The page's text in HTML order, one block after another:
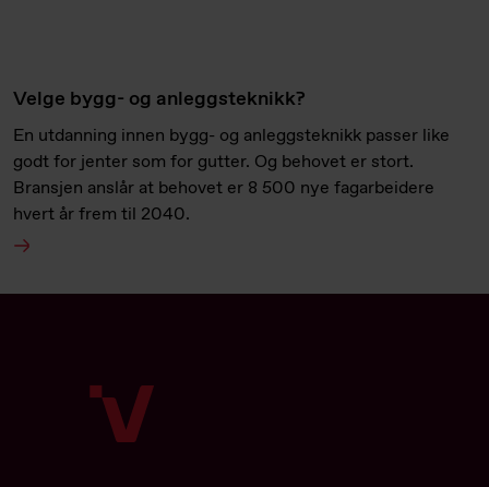
Velge bygg- og anleggsteknikk?
En utdanning innen bygg- og anleggsteknikk passer like
godt for jenter som for gutter. Og behovet er stort.
Bransjen anslår at behovet er 8 500 nye fagarbeidere
hvert år frem til 2040.